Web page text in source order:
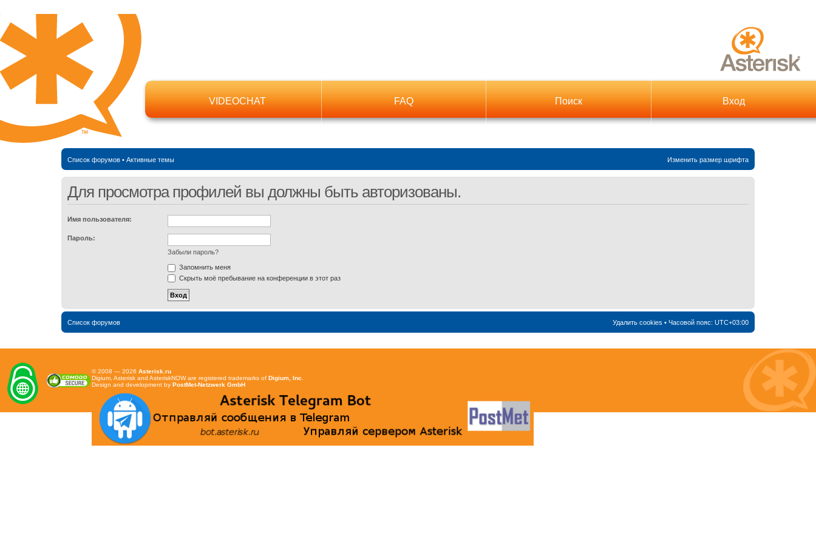
VIDEOCHAT FAQ Поиск Вход
Список форумов• Активные темы Изменить размер шрифта
Для просмотра профилей вы должны быть авторизованы.
Имя пользователя:
Пароль:
Забыли пароль?
Запомнить меня
Скрыть моё пребывание на конференции в этот раз
Список форумов Удалить cookies • Часовой пояс:UTC+03:00
© 2008 — 2026 Asterisk.ru
Digium, Asterisk and AsteriskNOW are registered trademarks of Digium, Inc.
Design and development by PostMet-Netzwerk GmbH